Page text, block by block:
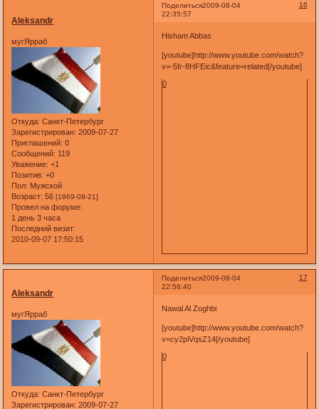
Поделиться 16
2009-08-04
22:35:57
Aleksandr
мугЯрраб
Откуда: Санкт-Петербург
Зарегистрирован: 2009-07-27
Приглашений: 0
Сообщений: 119
Уважение: +1
Позитив: +0
Пол: Мужской
Возраст: 56[1969-09-21]
Провел на форуме:
1 день 3 часа
Последний визит:
2010-09-07 17:50:15
Hisham Abbas
[youtube]http://www.youtube.com/watch?
v=-5fr-8HFEic&feature=related[/youtube]
0
Поделиться 17
2009-08-04
22:56:40
Aleksandr
мугЯрраб
Откуда: Санкт-Петербург
Зарегистрирован: 2009-07-27
Nawal Al Zoghbi
[youtube]http://www.youtube.com/watch?
v=cy2piVqsZ14[/youtube]
0